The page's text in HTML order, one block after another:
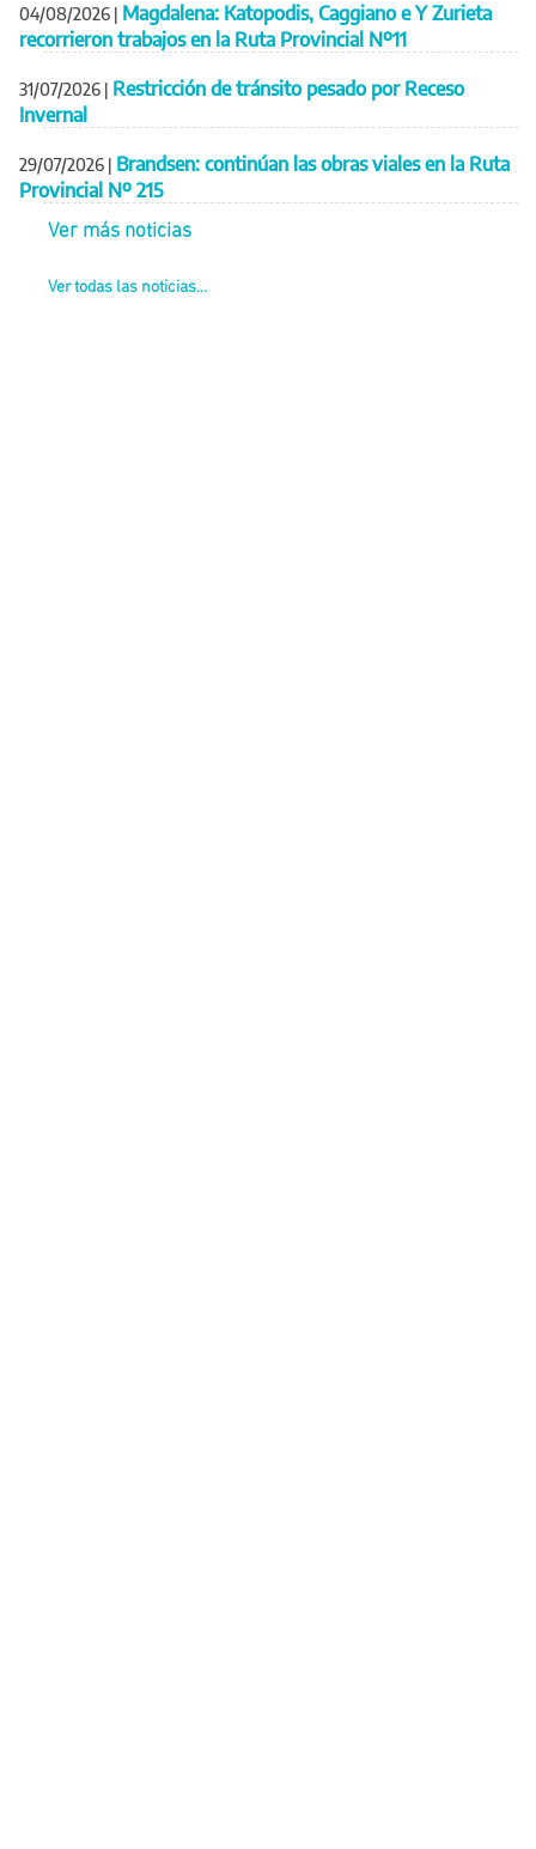
04/08/2026 | Magdalena: Katopodis, Caggiano e Y Zurieta
recorrieron trabajos en la Ruta Provincial Nº11
31/07/2026 | Restricción de tránsito pesado por Receso
Invernal
29/07/2026 | Brandsen: continúan las obras viales en la Ruta
Provincial Nº 215
Ver más noticias
Ver todas las noticias...